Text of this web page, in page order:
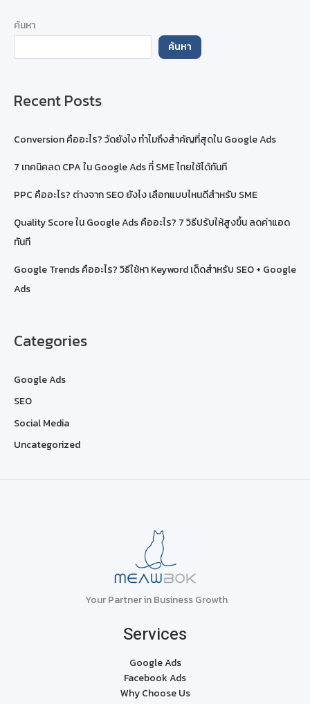
กับ
แบรนด์
ใหญ่
ค้นหา
ค้นหา
Recent Posts
Conversion คืออะไร? วัดยังไง ทำไมถึงสำคัญที่สุดใน Google Ads
7 เทคนิคลด CPA ใน Google Ads ที่ SME ไทยใช้ได้ทันที
PPC คืออะไร? ต่างจาก SEO ยังไง เลือกแบบไหนดีสำหรับ SME
Quality Score ใน Google Ads คืออะไร? 7 วิธีปรับให้สูงขึ้น ลดค่าแอด
ทันที
Google Trends คืออะไร? วิธีใช้หา Keyword เด็ดสำหรับ SEO + Google
Ads
Categories
Google Ads
SEO
Social Media
Uncategorized
Your Partner in Business Growth
Services
Google Ads
Facebook Ads
Why Choose Us